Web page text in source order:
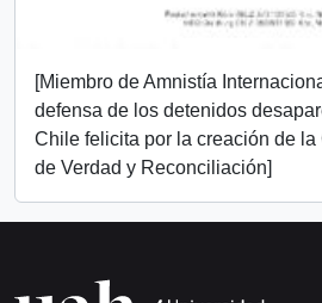
[Miembro de Amnistía
defensa de los detenidos
Chile felicita por la creación de la
de Verdad y Reconciliación]